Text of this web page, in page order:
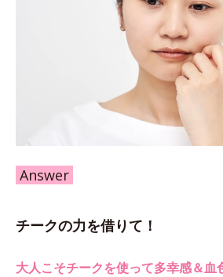
Answer
チークの力を借りて！
大人こそチークを使って多幸感＆血